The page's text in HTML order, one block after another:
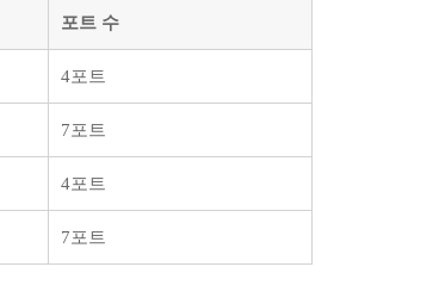
포트 수
4포트
7포트
4포트
7포트